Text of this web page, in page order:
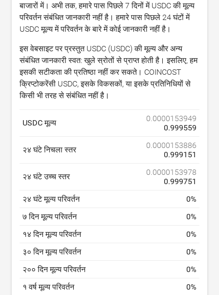
बाजारों में। अभी तक, हमारे पास पिछले 7 दिनों में USDC की मूल्य
परिवर्तन संबंधित जानकारी नहीं है। हमारे पास पिछले 24 घंटों में
USDC मूल्य में परिवर्तन के बारे में कोई जानकारी नहीं है।
इस वेबसाइट पर प्रस्तुत USDC (USDC) की मूल्य और अन्य
संबंधित जानकारी स्वत: खुले स्रोतों से प्राप्त होती है। इसलिए, हम
इसकी सटीकता की प्रतिष्ठा नहीं कर सकते। COINCOST
क्रिप्टोकरेंसी USDC, इसके विकसकों, या इसके प्रतिनिधियों से
किसी भी तरह से संबंधित नहीं है।
USDC मूल्य
0.0000153949
0.999559
२४ घंटे निचला स्तर
0.0000153886
0.999151
२४ घंटे उच्च स्तर
0.0000153978
0.999751
२४ घंटे मूल्य परिवर्तन
0%
७ दिन मूल्य परिवर्तन
0%
१४ दिन मूल्य परिवर्तन
0%
३० दिन मूल्य परिवर्तन
0%
२०० दिन मूल्य परिवर्तन
0%
१ वर्ष मूल्य परिवर्तन
0%